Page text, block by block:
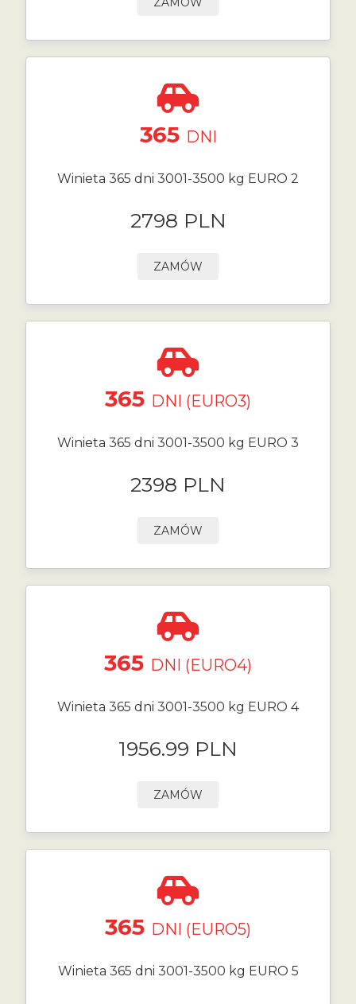
365 DNI
Winieta 365 dni 3001-3500 kg EURO 2
2798 PLN
ZAMÓW
365 DNI (EURO3)
Winieta 365 dni 3001-3500 kg EURO 3
2398 PLN
ZAMÓW
365 DNI (EURO4)
Winieta 365 dni 3001-3500 kg EURO 4
1956.99 PLN
ZAMÓW
365 DNI (EURO5)
Winieta 365 dni 3001-3500 kg EURO 5